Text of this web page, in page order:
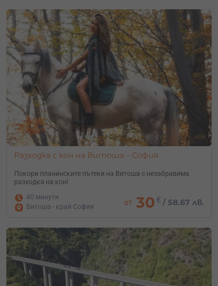
Разходка с кон на Витоша – София
Покори планинските пътеки на Витоша с незабравима
разходка на кон!
40 минути
Витоша - край София
от 30 € / 58.67 лв.